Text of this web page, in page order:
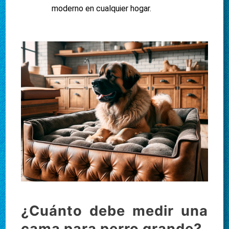
moderno en cualquier hogar.
¿Cuánto debe medir una